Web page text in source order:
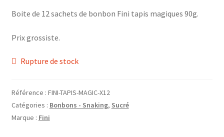
Plateau pour rouler
Vape
CBD, Poppers & Récréatifs
Pierre Cardin
Alimentaire
Boite de 12 sachets de bonbon Fini tapis magiques 90g.
Prix grossiste.
Rupture de stock
Référence : FINI-TAPIS-MAGIC-X12
Catégories : Bonbons - Snaking, Sucré
Marque : Fini